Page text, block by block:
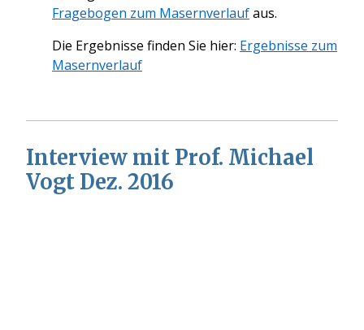
Fragebogen zum Masernverlaufaus.
Die Ergebnisse finden Sie hier: Ergebnisse zum
Masernverlauf
Interview mit Prof. Michael
Vogt Dez. 2016